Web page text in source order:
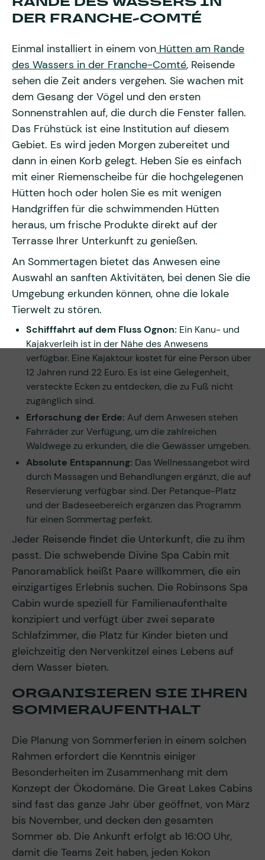
DER FRANCHE-COMTÉ
Einmal installiert in einem von Hütten am Rande
des Wassers in der Franche-Comté, Reisende
sehen die Zeit anders vergehen. Sie wachen mit
dem Gesang der Vögel und den ersten
Sonnenstrahlen auf, die durch die Fenster fallen.
Das Frühstück ist eine Institution auf diesem
Gebiet. Es wird jeden Morgen zubereitet und
dann in einen Korb gelegt. Heben Sie es einfach
mit einer Riemenscheibe für die hochgelegenen
Hütten hoch oder holen Sie es mit wenigen
Handgriffen für die schwimmenden Hütten
heraus, um frische Produkte direkt auf der
Terrasse Ihrer Unterkunft zu genießen.
An Sommertagen bietet das Anwesen eine
Auswahl an sanften Aktivitäten, bei denen Sie die
Umgebung erkunden können, ohne die lokale
Tierwelt zu stören.
Schifffahrt auf dem Fluss Ognon: Ein Kanu- und
Kajakverleih ist in der Nähe des Anwesens
verfügbar. Eine Kajaktour kostet für eine Person über
12 Jahren rund 22 Euro. Es ist eine Gelegenheit,
versteckte Ecken zu entdecken, die zu Fuß nicht
zugänglich sind.
Erforschung der Erde: Auf dem Anwesen stehen
Fahrräder zur Verfügung, um die zahlreichen
Waldwege zu erkunden, die die Gewässer umgeben.
Absolute Entspannung: Das Wellnessangebot wird
durch Massagen und Behandlungen ergänzt, die auf
Reservierung verfügbar sind. Der Petanque-Platz
und der Badeseebereich ergänzen das Programm
für einen Sommertag perfekt.
Jeder Reisende findet die Unterkunft, die zu ihm
passt. Die schwebende Divine Spa Cabin mit
Panoramablick heißt Paare willkommen, die ein
einzigartiges Erlebnis suchen. Die Robinsons Spa
Cabin wurde speziell für Familienaufenthalte
konzipiert und verfügt über zwei separate
Schlafzimmer, die Platz für Kinder bieten und
gleichzeitig den Nervenkitzel eines Lebens auf
dem Wasser bieten.
ORGANISIEREN SIE IHREN
SOMMERAUFENTHALT
Die Planung von Sommerferien in einem solchen
Rahmen erfordert die Kenntnis einiger
Besonderheiten im Zusammenhang mit dem
Konzept der Ökodomäne. Die Great Lakes Cabins
sind fast das ganze Jahr über geöffnet, von März
bis November, und decken den gesamten
Sommer ab. Die Ankunft erfolgt ab 16:00 Uhr,
damit die Teams Zeit haben, jeden Kokon